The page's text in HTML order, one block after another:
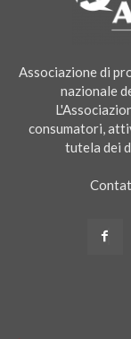
Associazione di
nazionale
consumatori,
tutela dei